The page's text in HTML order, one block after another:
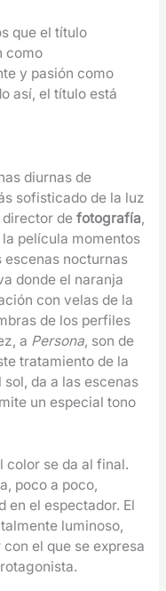
que el título
como
y pasión como
así, el título está
diurnas de
sofisticado de la luz
director de fotografía,
película momentos
escenas nocturnas
donde el naranja
con velas de la
de los perfiles
a Persona, son de
tratamiento de la
da a las escenas
un especial tono
color se da al final.
poco a poco,
en el espectador. El
luminoso,
el que se expresa